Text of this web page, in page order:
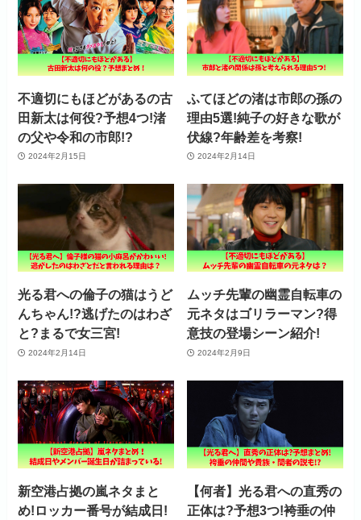
不適切にもほどがあるの古
田新太は何役?予想4つ!渚
の父や令和の市郎!?
2024年2月15日
ふてほどの渚は市郎の孫の
理由5選!純子の好きな歌が
伏線?年齢差を考察!
2024年2月14日
光る君への倫子の猫はうど
んちゃん!?逃げたのはわざ
と?まるで女三宮!
2024年2月14日
ムッチ先輩の幽霊自転車の
元ネタはゴリラーマン?得
意技の登場シーン紹介!
2024年2月9日
新空港占拠の嵐ネタまと
め!ロッカー番号が結成日!
【何者】光る君への直秀の
正体は?予想3つ!袴垂の仲